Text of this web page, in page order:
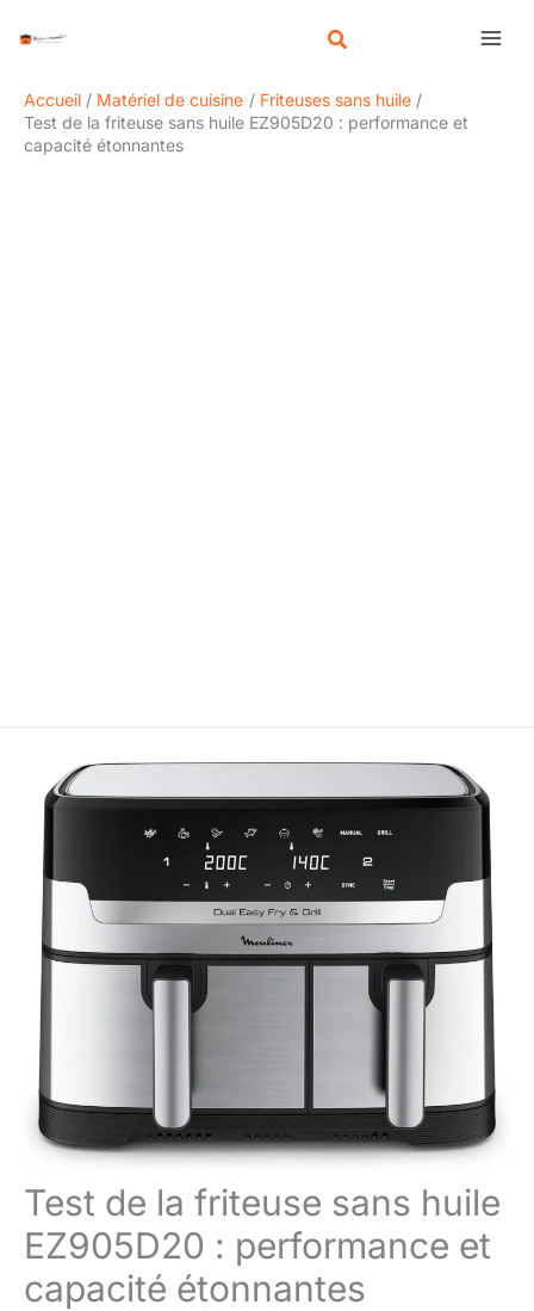
Accueil
Matériel de cuisine
Friteuses sans huile
Test de la friteuse sans huile EZ905D20 : performance et
capacité étonnantes
Test de la friteuse sans huile
EZ905D20 : performance et
capacité étonnantes
e
h
e